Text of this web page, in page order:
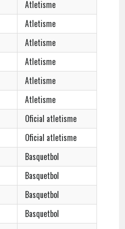
Atletisme
Atletisme
Atletisme
Atletisme
Atletisme
Atletisme
Oficial atletisme
Oficial atletisme
Basquetbol
Basquetbol
Basquetbol
Basquetbol